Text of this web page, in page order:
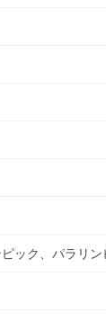
ック、パラリン